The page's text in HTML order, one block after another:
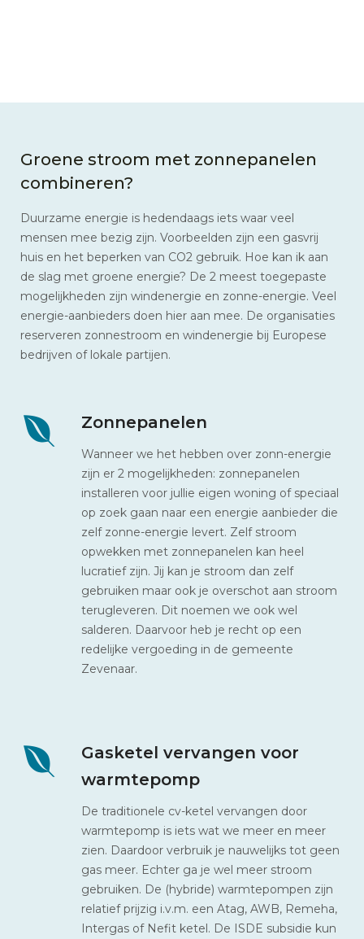
Groene stroom met zonnepanelen
combineren?
Duurzame energie is hedendaags iets waar veel
mensen mee bezig zijn. Voorbeelden zijn een gasvrij
huis en het beperken van CO2 gebruik. Hoe kan ik aan
de slag met groene energie? De 2 meest toegepaste
mogelijkheden zijn windenergie en zonne-energie. Veel
energie-aanbieders doen hier aan mee. De organisaties
reserveren zonnestroom en windenergie bij Europese
bedrijven of lokale partijen.
Zonnepanelen
Wanneer we het hebben over zonn-energie
zijn er 2 mogelijkheden: zonnepanelen
installeren voor jullie eigen woning of speciaal
op zoek gaan naar een energie aanbieder die
zelf zonne-energie levert. Zelf stroom
opwekken met zonnepanelen kan heel
lucratief zijn. Jij kan je stroom dan zelf
gebruiken maar ook je overschot aan stroom
terugleveren. Dit noemen we ook wel
salderen. Daarvoor heb je recht op een
redelijke vergoeding in de gemeente
Zevenaar.
Gasketel vervangen voor
warmtepomp
De traditionele cv-ketel vervangen door
warmtepomp is iets wat we meer en meer
zien. Daardoor verbruik je nauwelijks tot geen
gas meer. Echter ga je wel meer stroom
gebruiken. De (hybride) warmtepompen zijn
relatief prijzig i.v.m. een Atag, AWB, Remeha,
Intergas of Nefit ketel. De ISDE subsidie kun